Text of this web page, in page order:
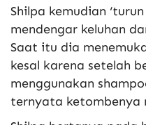
Shilpa kemudian
mendengar keluhan
Saat itu dia
kesal karena setelah
menggunakan
ternyata ketombenya